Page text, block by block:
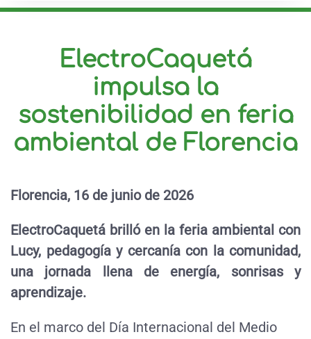
ElectroCaquetá
impulsa la
sostenibilidad en feria
ambiental de Florencia
Florencia, 16 de junio de 2026
ElectroCaquetá brilló en la feria ambiental con
Lucy, pedagogía y cercanía con la comunidad,
una jornada llena de energía, sonrisas y
aprendizaje.
En el marco del Día Internacional del Medio